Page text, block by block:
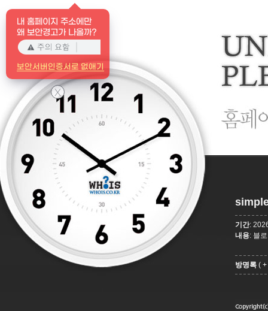
내 홈페이지 주소에만
왜 보안경고가 나올까?
보안서버인증서로 없애기
X
기간:
내용: 블
방명록 ( +